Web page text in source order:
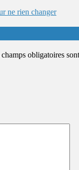
ne rien changer
obligatoires